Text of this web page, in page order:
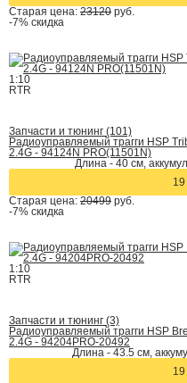
Старая цена: 23120 руб.
-7% скидка
1:10
RTR
Запчасти и тюнинг (101)
Радиоуправляемый трагги HSP
2.4G - 94124N PRO(11501N)
Длина - 40 см,
Старая цена: 20499 руб.
-7% скидка
1:10
RTR
Запчасти и тюнинг (3)
Радиоуправляемый трагги HSP
2.4G - 94204PRO-20492
Длина - 43.5 см,